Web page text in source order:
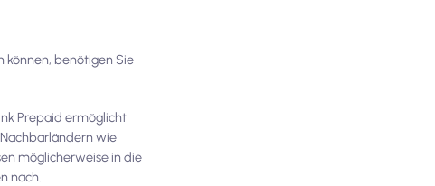
können, benötigen Sie
Prepaid ermöglicht
wie
möglicherweise in die
nach.